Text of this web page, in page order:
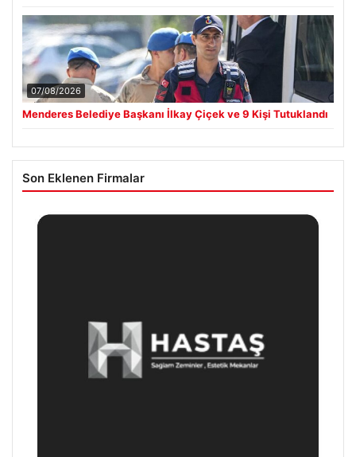
07/08/2026
Menderes Belediye Başkanı İlkay Çiçek ve 9 Kişi Tutuklandı
Son Eklenen Firmalar